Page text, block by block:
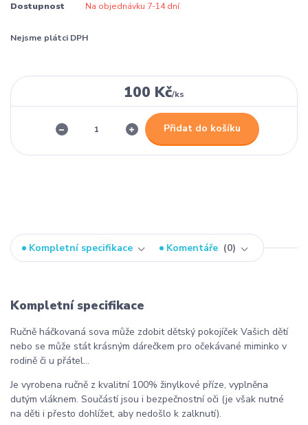
Dostupnost Na objednávku 7-14 dní
Nejsme plátci DPH
100 Kč/ks
Přidat do košíku
Kompletní specifikace Komentáře 0
Kompletní specifikace
Ručně háčkovaná sova může zdobit dětský pokojíček Vašich dětí
nebo se může stát krásným dárečkem pro očekávané miminko v
rodině či u přátel...
Je vyrobena ručně z kvalitní 100% žinylkové příze, vyplněna
dutým vláknem. Součástí jsou i bezpečnostní oči (je však nutné
na děti i přesto dohlížet, aby nedošlo k zalknutí).